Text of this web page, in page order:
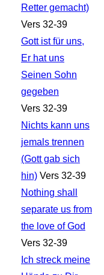
Retter gemacht)
Vers 32-39
Gott ist für uns,
Er hat uns
Seinen Sohn
gegeben
Vers 32-39
Nichts kann uns
jemals trennen
(Gott gab sich
hin) Vers 32-39
Nothing shall
separate us from
the love of God
Vers 32-39
Ich streck meine